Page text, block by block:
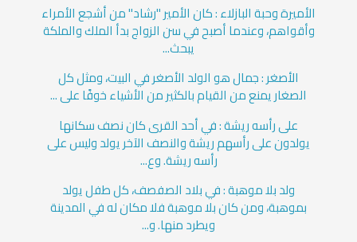
الأميرة وحبة البازلاء : كان الأمير "رشاد" من أشجع الأمراء
وأقواهم، وعندما أصبح في سن الزواج بدأ الملك والملكة
يبحث...
الأصغر : جمال هو الولد الأصغر في البيت، ومثل كل
الصغار يمنع من القيام بالكثير من الأشياء خوفًا على ...
على رأسه ريشة : في أحد القرى كان نصف سكانها
يولدون على رأسهم ريشة والنصف الآخر يولد وليس على
رأسه ريشة. وع...
ولد بلا موهبة : في بلاد الصفصف، كل طفل يولد
بموهبة، ومن كان بلا موهبة فلا مكان له في المدينة
ويطرد منها. و...